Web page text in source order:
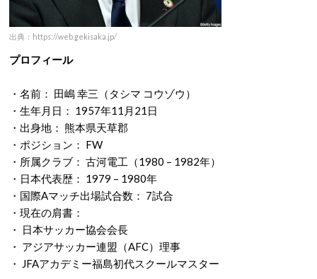
出典：https://web.gekisaka.jp/
プロフィール
・名前： 田嶋 幸三（タシマ コウゾウ）
・生年月日： 1957年11月21日
・出身地： 熊本県天草郡
・ポジション： FW
・所属クラブ： 古河電工（1980 – 1982年）
・日本代表歴： 1979 – 1980年
・国際Aマッチ出場試合数： 7試合
・現在の肩書：
・ 日本サッカー協会会長
・ アジアサッカー連盟（AFC）理事
・ JFAアカデミー福島初代スクールマスター